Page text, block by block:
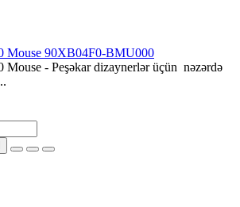
Mouse 90XB04F0-BMU000
- Peşəkar dizaynerlər üçün nəzərdə